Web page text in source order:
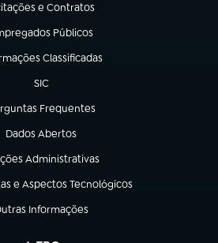
e Contratos
em nova aba)
Públicos
em nova aba)
Classificadas
em nova aba)
SIC
(abre em nova aba)
Frequentes
em nova aba)
Dados Abertos
(abre em nova aba)
Administrativas
em nova aba)
e Aspectos Tecnológicos
aba)
Informações
em nova aba)